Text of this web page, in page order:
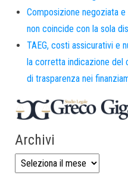
Composizione negoziata
non coincide con la sola
TAEG, costi assicurativi e
la corretta indicazione
di trasparenza nei
Archivi